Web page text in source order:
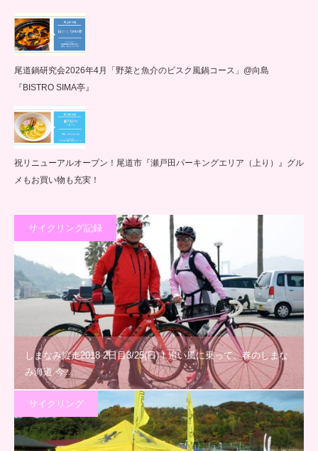
尾道鍋研究会2026年4月「野菜と魚介のビスク風鍋コース」@向島
『BISTRO SIMA亭』
祝リニューアルオープン！尾道市『瀬戸田パーキングエリア（上り）』グル
メもお買い物も充実！
サイクリング記録
しまなみ縦走2018 2日目3/25(日)！追い風に乗って、春のしまな
み海道 今…
サイクリング